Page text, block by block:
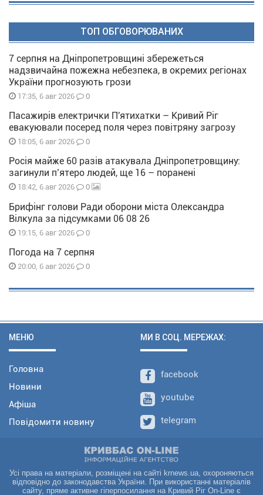
ТОП ОБГОВОРЮВАНИХ
7 серпня на Дніпропетровщині збережеться
надзвичайна пожежна небезпека, в окремих регіонах
України прогнозують грози
17:35, 6 авг 2026 0
Пасажирів електрички П'ятихатки – Кривий Ріг
евакуювали посеред поля через повітряну загрозу
18:05, 6 авг 2026 0
Росія майже 60 разів атакувала Дніпропетровщину:
загинули п’ятеро людей, ще 16 – поранені
18:42, 6 авг 2026 0
Брифінг голови Ради оборони міста Олександра
Вілкула за підсумками 06 08 26
19:15, 6 авг 2026 0
Погода на 7 серпня
20:00, 6 авг 2026 0
МЕНЮ
Головна
Новини
Афіша
Повідомити новину
МИ В СОЦ. МЕРЕЖАХ:
facebook
youtube
telegram
Усі права на матеріали, розміщені на сайті krnews.ua, охороняються
відповідно до законодавства України. При використанні матеріалів
сайту, пряме активне гіперпосилання на Кривий Ріг On-Line є